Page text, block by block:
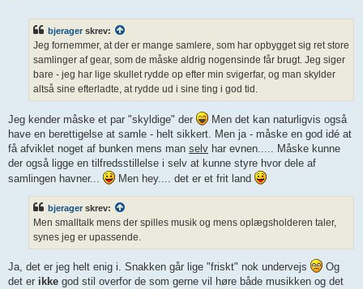
bjerager skrev:
Jeg fornemmer, at der er mange samlere, som har opbygget sig ret store
samlinger af gear, som de måske aldrig nogensinde får brugt. Jeg siger
bare - jeg har lige skullet rydde op efter min svigerfar, og man skylder
altså sine efterladte, at rydde ud i sine ting i god tid.
Jeg kender måske et par "skyldige" der
Men det kan naturligvis også
have en berettigelse at samle - helt sikkert. Men ja - måske en god idé at
få afviklet noget af bunken mens man selv har evnen..... Måske kunne
der også ligge en tilfredsstillelse i selv at kunne styre hvor dele af
samlingen havner...
Men hey.... det er et frit land
bjerager skrev:
Men smalltalk mens der spilles musik og mens oplægsholderen taler,
synes jeg er upassende.
Ja, det er jeg helt enig i. Snakken går lige "friskt" nok undervejs
Og
det er ikke god stil overfor de som gerne vil høre både musikken og det